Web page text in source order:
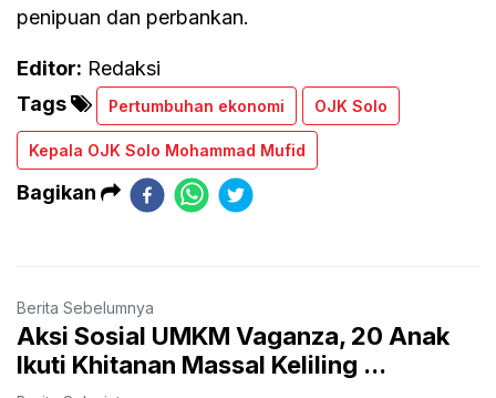
penipuan dan perbankan.
Editor: Redaksi
Tags
Pertumbuhan ekonomi OJK Solo
Kepala OJK Solo Mohammad Mufid
Bagikan
Berita Sebelumnya
Aksi Sosial UMKM Vaganza, 20 Anak
Ikuti Khitanan Massal Keliling ...